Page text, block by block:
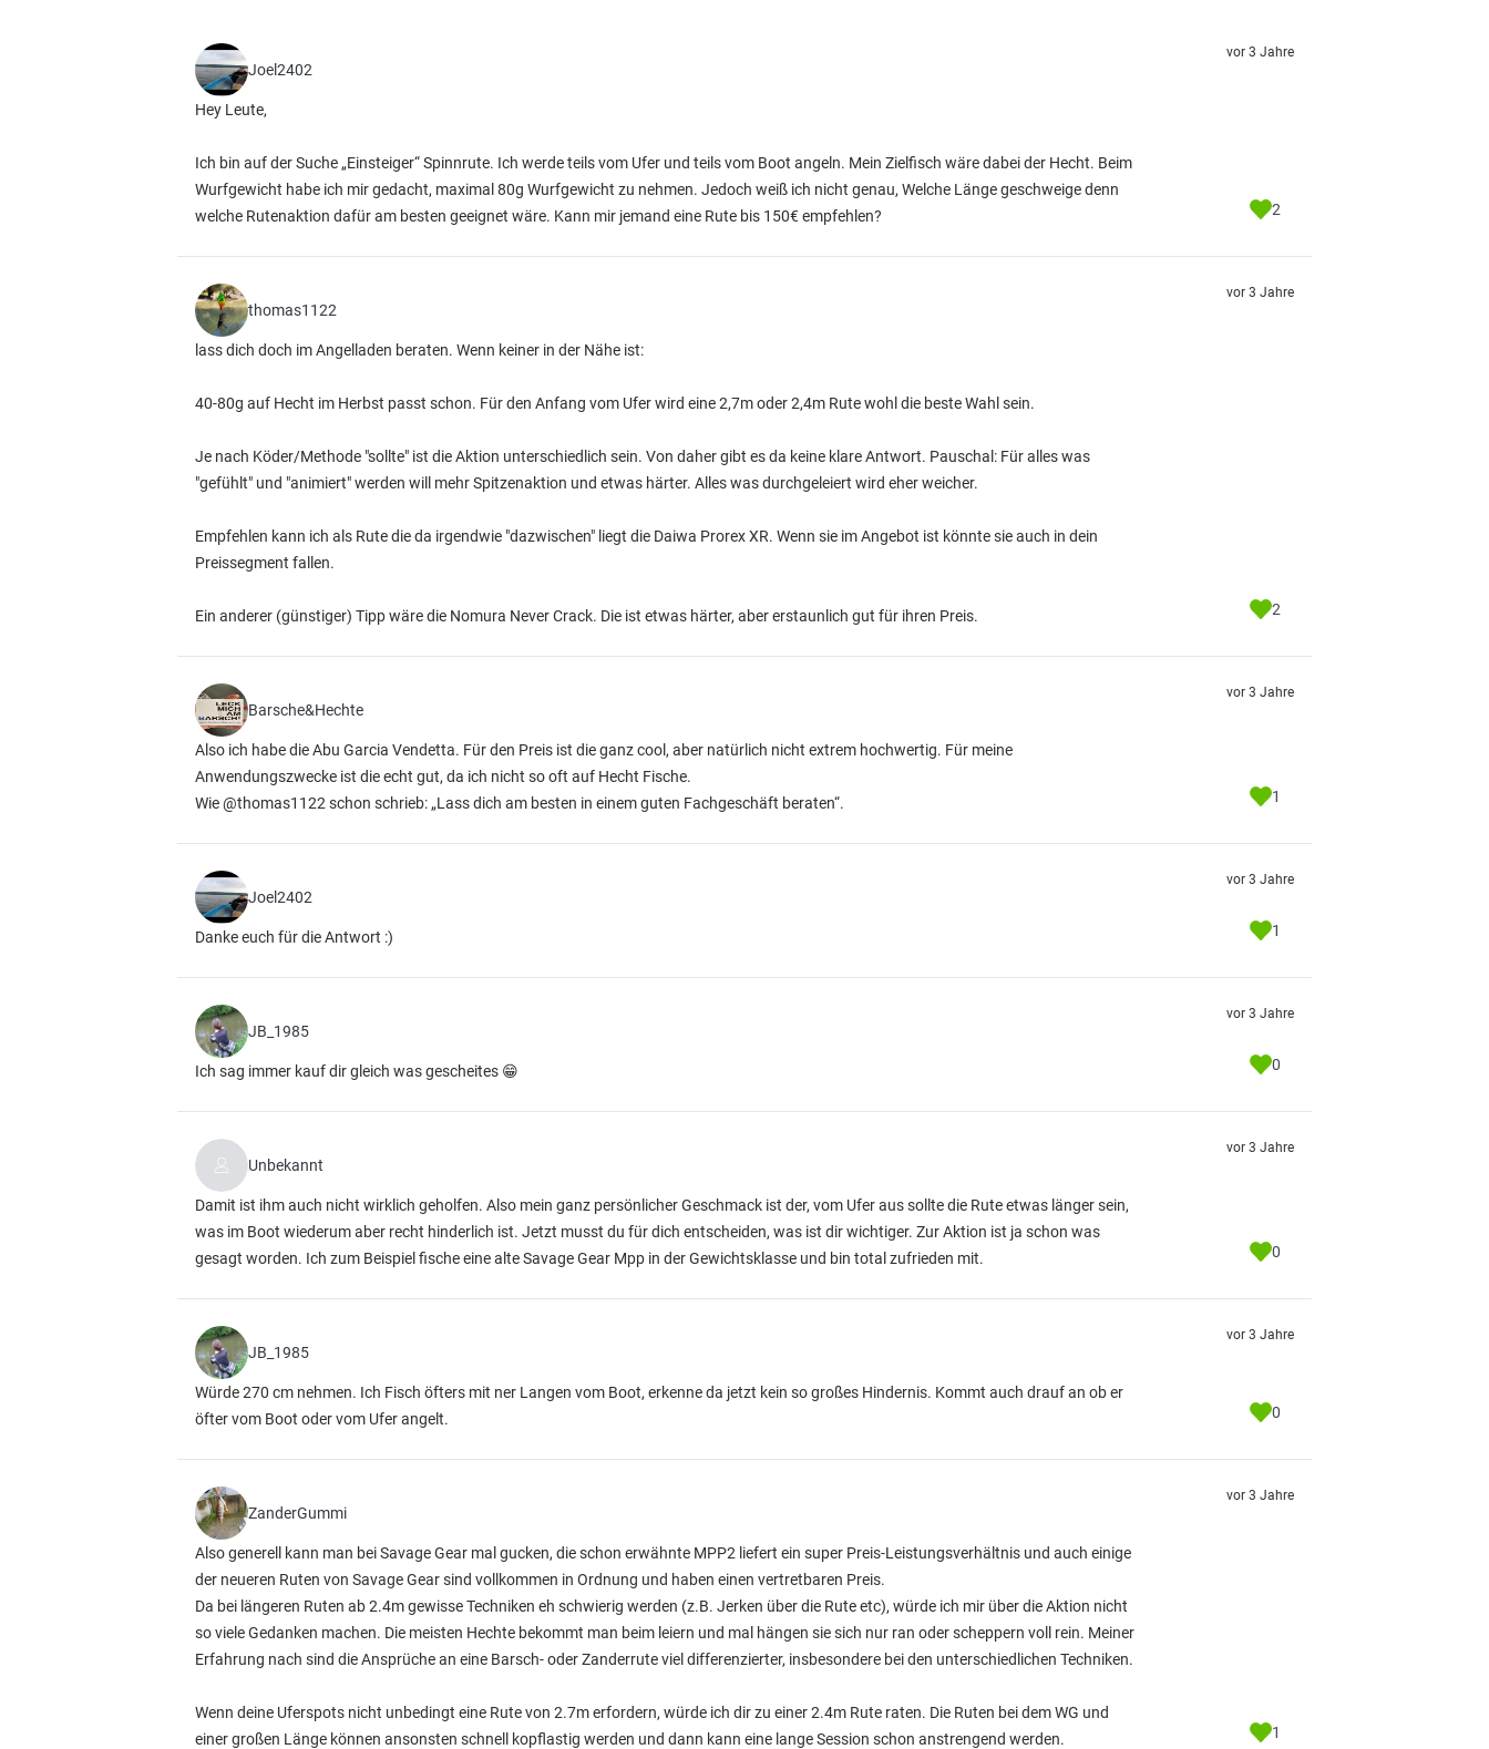
Joel2402
Hey Leute,
Ich bin auf der Suche „Einsteiger“ Spinnrute. Ich werde teils vom Ufer und teils vom Boot angeln. Mein Zielfisch wäre dabei der Hecht. Beim
Wurfgewicht habe ich mir gedacht, maximal 80g Wurfgewicht zu nehmen. Jedoch weiß ich nicht genau, Welche Länge geschweige denn
welche Rutenaktion dafür am besten geeignet wäre. Kann mir jemand eine Rute bis 150€ empfehlen?
vor 3 Jahre
2
thomas1122
lass dich doch im Angelladen beraten. Wenn keiner in der Nähe ist:
40-80g auf Hecht im Herbst passt schon. Für den Anfang vom Ufer wird eine 2,7m oder 2,4m Rute wohl die beste Wahl sein.
Je nach Köder/Methode "sollte" ist die Aktion unterschiedlich sein. Von daher gibt es da keine klare Antwort. Pauschal: Für alles was
"gefühlt" und "animiert" werden will mehr Spitzenaktion und etwas härter. Alles was durchgeleiert wird eher weicher.
Empfehlen kann ich als Rute die da irgendwie "dazwischen" liegt die Daiwa Prorex XR. Wenn sie im Angebot ist könnte sie auch in dein
Preissegment fallen.
Ein anderer (günstiger) Tipp wäre die Nomura Never Crack. Die ist etwas härter, aber erstaunlich gut für ihren Preis.
vor 3 Jahre
2
Barsche&Hechte
Also ich habe die Abu Garcia Vendetta. Für den Preis ist die ganz cool, aber natürlich nicht extrem hochwertig. Für meine
Anwendungszwecke ist die echt gut, da ich nicht so oft auf Hecht Fische.
Wie @thomas1122 schon schrieb: „Lass dich am besten in einem guten Fachgeschäft beraten“.
vor 3 Jahre
1
Joel2402
Danke euch für die Antwort :)
vor 3 Jahre
1
JB_1985
Ich sag immer kauf dir gleich was gescheites 😁
vor 3 Jahre
0
Unbekannt
Damit ist ihm auch nicht wirklich geholfen. Also mein ganz persönlicher Geschmack ist der, vom Ufer aus sollte die Rute etwas länger sein,
was im Boot wiederum aber recht hinderlich ist. Jetzt musst du für dich entscheiden, was ist dir wichtiger. Zur Aktion ist ja schon was
gesagt worden. Ich zum Beispiel fische eine alte Savage Gear Mpp in der Gewichtsklasse und bin total zufrieden mit.
vor 3 Jahre
0
JB_1985
Würde 270 cm nehmen. Ich Fisch öfters mit ner Langen vom Boot, erkenne da jetzt kein so großes Hindernis. Kommt auch drauf an ob er
öfter vom Boot oder vom Ufer angelt.
vor 3 Jahre
0
ZanderGummi
Also generell kann man bei Savage Gear mal gucken, die schon erwähnte MPP2 liefert ein super Preis-Leistungsverhältnis und auch einige
der neueren Ruten von Savage Gear sind vollkommen in Ordnung und haben einen vertretbaren Preis.
Da bei längeren Ruten ab 2.4m gewisse Techniken eh schwierig werden (z.B. Jerken über die Rute etc), würde ich mir über die Aktion nicht
so viele Gedanken machen. Die meisten Hechte bekommt man beim leiern und mal hängen sie sich nur ran oder scheppern voll rein. Meiner
Erfahrung nach sind die Ansprüche an eine Barsch- oder Zanderrute viel differenzierter, insbesondere bei den unterschiedlichen Techniken.
Wenn deine Uferspots nicht unbedingt eine Rute von 2.7m erfordern, würde ich dir zu einer 2.4m Rute raten. Die Ruten bei dem WG und
einer großen Länge können ansonsten schnell kopflastig werden und dann kann eine lange Session schon anstrengend werden.
vor 3 Jahre
1